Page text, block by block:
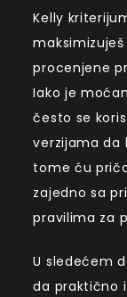
Kelly
procenjene
Iako je
često se
verzijama da
tome ću
zajedno sa
pravilima za
U sledećem
da praktično